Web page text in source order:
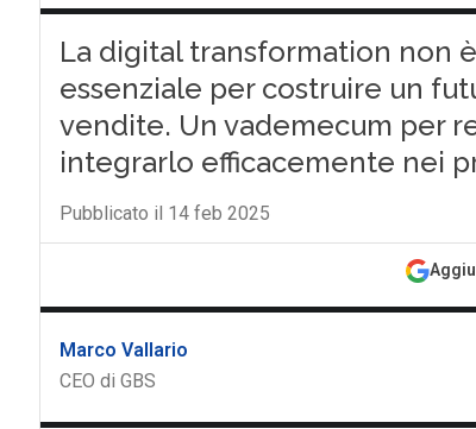
La digital transformation non
essenziale per costruire un
vendite. Un vademecum per
integrarlo efficacemente nei
Pubblicato il 14 feb 2025
Marco Vallario
CEO di GBS